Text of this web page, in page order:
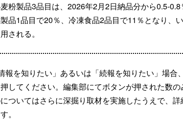
粉製品3品目は、2026年2月2日納品分から0.5-
品1品目で20％、冷凍食品2品目で11％となり、
される。
報を知りたい」あるいは「続報を知りたい」場合
してください。編集部にてボタンが押された数の
ついてはさらに深掘り取材を実施したうえで、
。